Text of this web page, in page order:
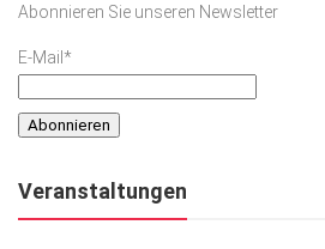
Abonnieren Sie unseren Newsletter
E-Mail*
Veranstaltungen